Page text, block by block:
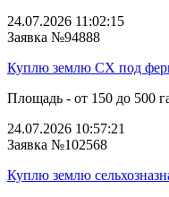
24.07.2026 11:02:15
Заявка №94888
Куплю землю СХ под
Площадь - от 150 до 500
24.07.2026 10:57:21
Заявка №102568
Куплю землю